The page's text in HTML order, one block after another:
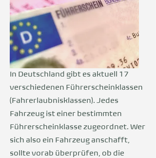
In Deutschland gibt es aktuell 17
verschiedenen Führerscheinklassen
(Fahrerlaubnisklassen). Jedes
Fahrzeug ist einer bestimmten
Führerscheinklasse zugeordnet. Wer
sich also ein Fahrzeug anschafft,
sollte vorab überprüfen, ob die